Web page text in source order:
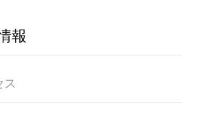
報
ス